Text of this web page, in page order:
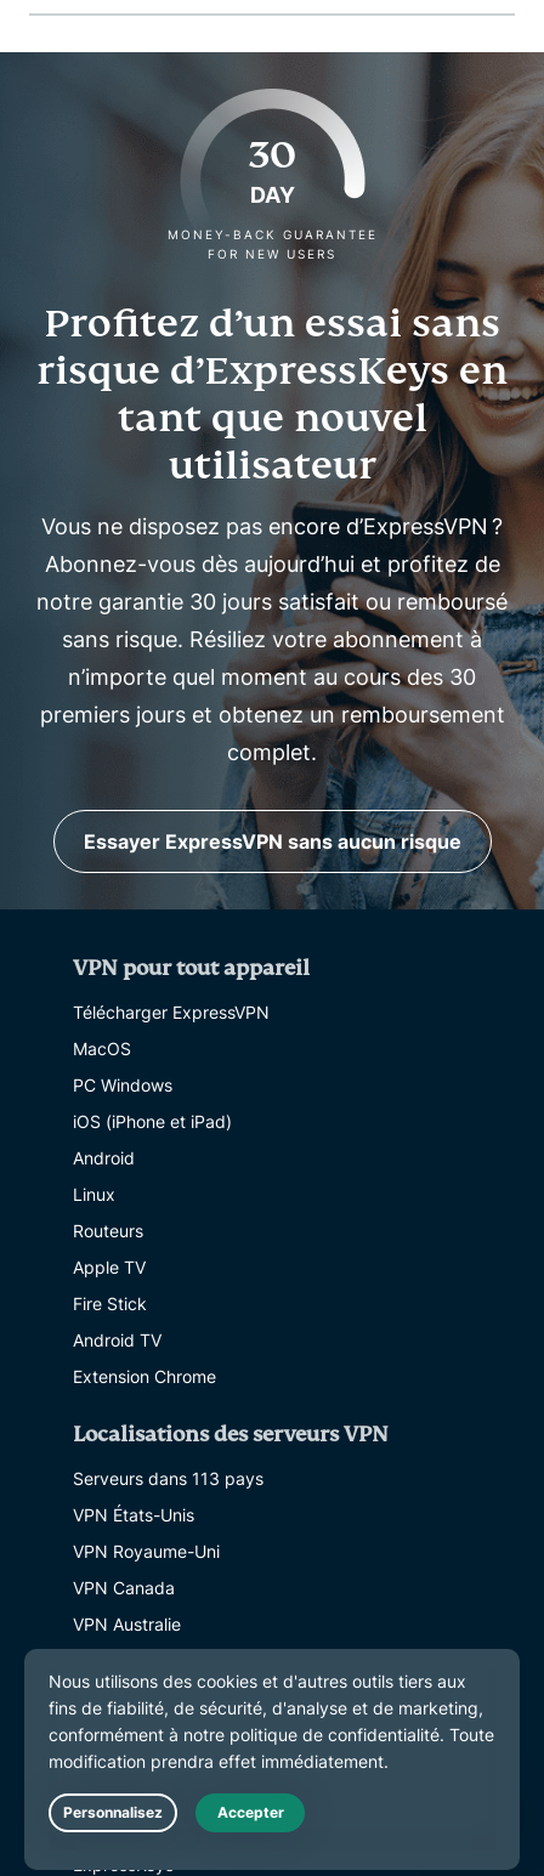
30
DAY
MONEY-BACK GUARANTEE
FOR NEW USERS
Profitez d’un essai sans
risque d’ExpressKeys en
tant que nouvel
utilisateur
Vous ne disposez pas encore d’ExpressVPN ?
Abonnez-vous dès aujourd’hui et profitez de
notre garantie 30 jours satisfait ou remboursé
sans risque. Résiliez votre abonnement à
n’importe quel moment au cours des 30
premiers jours et obtenez un remboursement
complet.
Essayer ExpressVPN sans aucun risque
VPN pour tout appareil
Télécharger ExpressVPN
MacOS
PC Windows
iOS (iPhone et iPad)
Android
Linux
Routeurs
Apple TV
Fire Stick
Android TV
Extension Chrome
Localisations des serveurs VPN
Serveurs dans 113 pays
VPN États-Unis
VPN Royaume-Uni
VPN Canada
VPN Australie
Fonctionnalités
Découvrir les fonctionnalités
Abonnements et tarifs
Produits